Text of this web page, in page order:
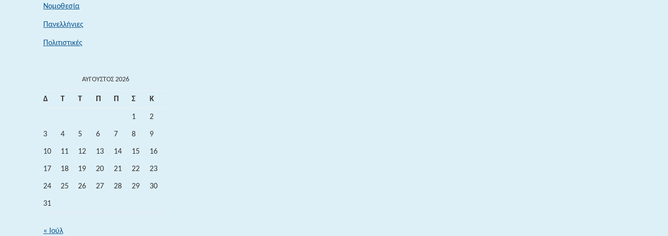
Νομοθεσία
Πανελλήνιες
Πολιτιστικές
ΑΎΓΟΥΣΤΟΣ 2026
Δ Τ Τ Π Π Σ Κ
1 2
3 4 5 6 7 8 9
10 11 12 13 14 15 16
17 18 19 20 21 22 23
24 25 26 27 28 29 30
31
« Ιούλ